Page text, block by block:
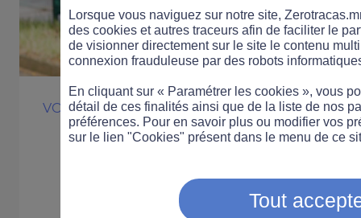
VOITURE FORMATION COMPORTEMENT
Le permis de
perte de
Lorsque vous naviguez sur notre site,
des cookies et autres traceurs afin de faciliter le
de visionner directement sur le site le contenu
connexion frauduleuse par des robots
En cliquant sur « Paramétrer les cookies », vous
détail de ces finalités ainsi que de la liste de nos
préférences. Pour en savoir plus ou modifier vos
sur le lien "Cookies" présent dans le menu de ce
Tout